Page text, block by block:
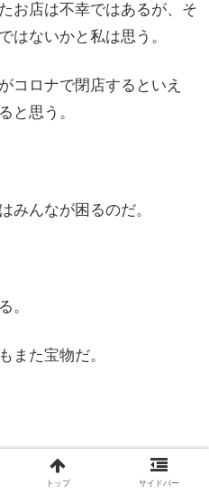
お店は不幸ではあるが、そ
はないかと私は思う。
コロナで閉店するといえ
と思う。
みんなが困るのだ。
。
また宝物だ。
ました！
トップ サイドバー